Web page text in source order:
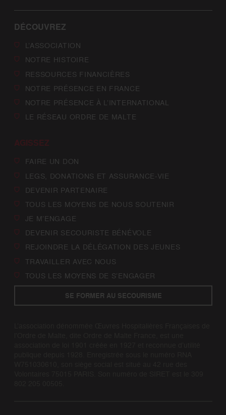
DÉCOUVREZ
L’ASSOCIATION
NOTRE HISTOIRE
RESSOURCES FINANCIÈRES
NOTRE PRÉSENCE EN FRANCE
NOTRE PRÉSENCE À L’INTERNATIONAL
LE RÉSEAU ORDRE DE MALTE
AGISSEZ
FAIRE UN DON
LEGS, DONATIONS ET ASSURANCE-VIE
DEVENIR PARTENAIRE
TOUS LES MOYENS DE NOUS SOUTENIR
JE M’ENGAGE
DEVENIR SECOURISTE BÉNÉVOLE
REJOINDRE LA DÉLÉGATION DES JEUNES
TRAVAILLER AVEC NOUS
TOUS LES MOYENS DE S’ENGAGER
SE FORMER AU SECOURISME